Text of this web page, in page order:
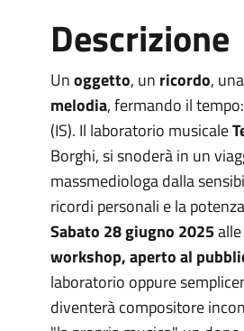
Descrizione
Unoggetto, un ricordo, una
melodia, fermando il
(IS). Il laboratorio musicale
Borghi, si snoderà in un
massmediologa dalla
ricordi personali e la
Sabato 28 giugno 2025
workshop, aperto al
laboratorio oppure
diventerà compositore